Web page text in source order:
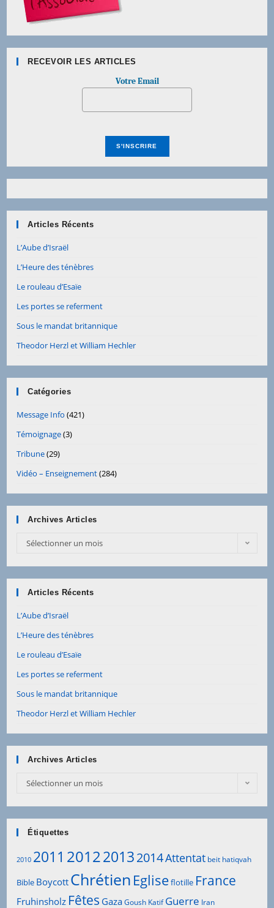
RECEVOIR LES ARTICLES
Votre Email
Articles Récents
L’Aube d’Israël
L’Heure des ténèbres
Le rouleau d’Esaïe
Les portes se referment
Sous le mandat britannique
Theodor Herzl et William Hechler
Catégories
Message Info (421)
Témoignage(3)
Tribune(29)
Vidéo – Enseignement(284)
Archives Articles
Archives
Sélectionner un mois
Articles Récents
L’Aube d’Israël
L’Heure des ténèbres
Le rouleau d’Esaïe
Les portes se referment
Sous le mandat britannique
Theodor Herzl et William Hechler
Archives Articles
Archives
Sélectionner un mois
Étiquettes
2010 2011 201220132014Attentat beit hatiqvah
Bible Boycott Chrétien Egliseflotille France
Fruhinsholz Fêtes GazaGoush Katif Guerre Iran